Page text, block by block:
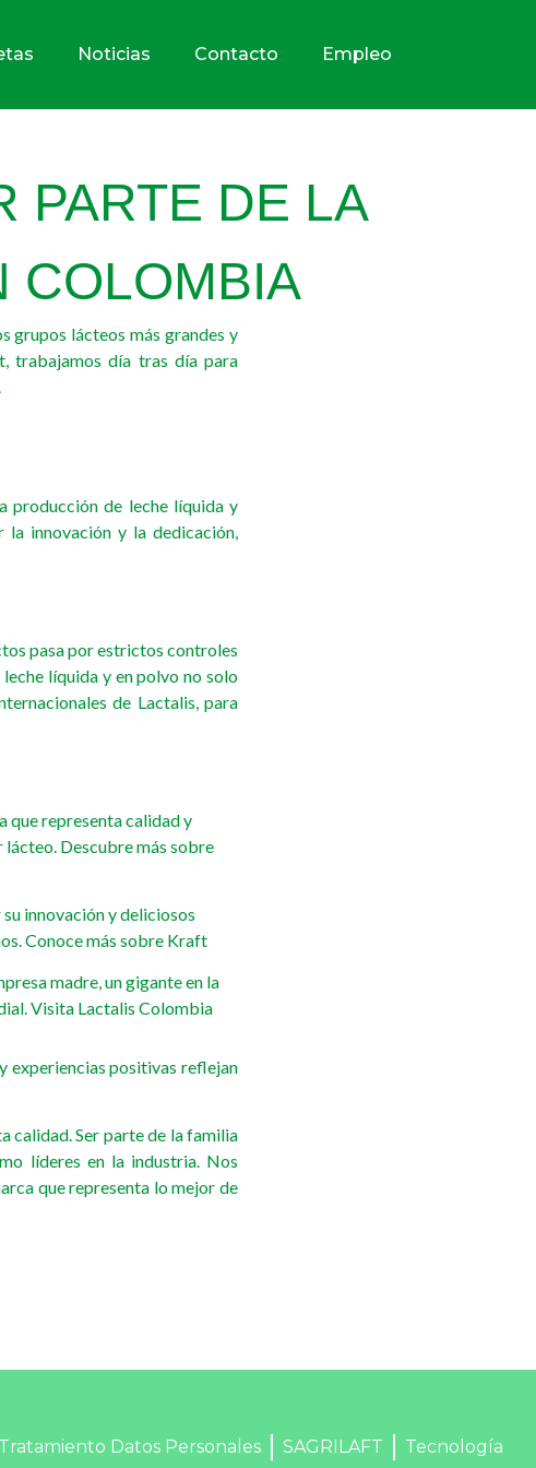
Noticias Contacto Empleo
PARTE DE LA
COLOMBIA
grupos lácteos más grandes y
trabajamos día tras día para
producción de leche líquida y
innovación y la dedicación,
pasa por estrictos controles
líquida y en polvo no solo
de Lactalis, para
que representa calidad y
Descubre más sobre
innovación y deliciosos
Conoce más sobre Kraft
madre, un gigante en la
Visita Lactalis Colombia
experiencias positivas reflejan
calidad. Ser parte de la familia
líderes en la industria. Nos
que representa lo mejor de
Tratamiento Datos Personales SAGRILAFT Tecnología